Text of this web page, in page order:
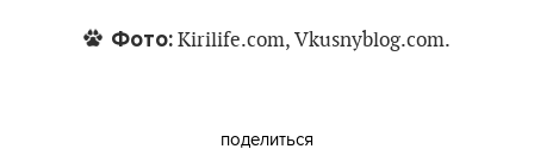
Фото: Kirilife.com, Vkusnyblog.com.
поделиться